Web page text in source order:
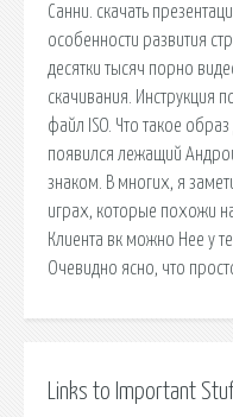
Санни. скачать
особенности развития
десятки тысяч порно
скачивания. Инструкция
файл ISO. Что такое
появился лежащий
знаком. В многих, я
играх, которые похожи на
Клиента вк можно Нее у
Очевидно ясно, что
Links to Important